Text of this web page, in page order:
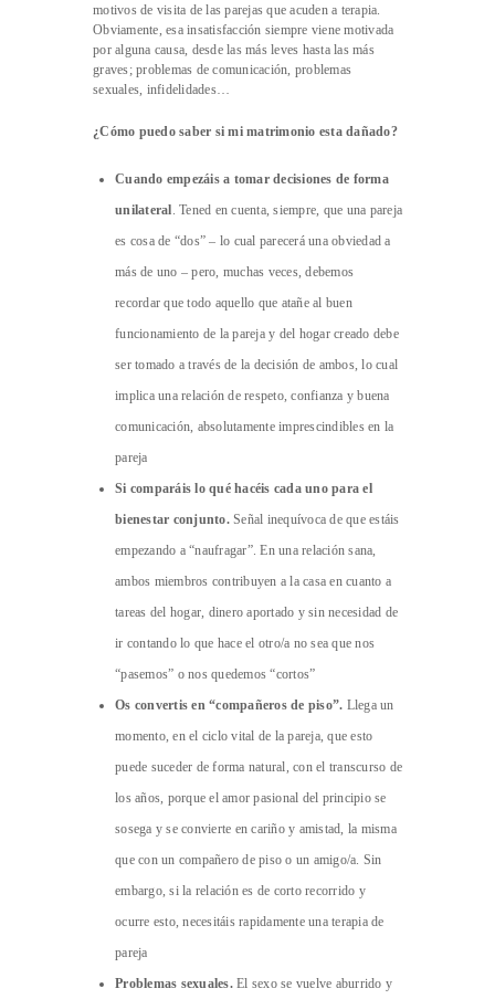
motivos de visita de las parejas que acuden a terapia.
Obviamente, esa insatisfacción siempre viene motivada
por alguna causa, desde las más leves hasta las más
graves; problemas de comunicación, problemas
sexuales, infidelidades…
¿Cómo puedo saber si mi matrimonio esta dañado?
Cuando empezáis a tomar decisiones de forma
unilateral. Tened en cuenta, siempre, que una pareja
es cosa de “dos” – lo cual parecerá una obviedad a
más de uno – pero, muchas veces, debemos
recordar que todo aquello que atañe al buen
funcionamiento de la pareja y del hogar creado debe
ser tomado a través de la decisión de ambos, lo cual
implica una relación de respeto, confianza y buena
comunicación, absolutamente imprescindibles en la
pareja
Si comparáis lo qué hacéis cada uno para el
bienestar conjunto. Señal inequívoca de que estáis
empezando a “naufragar”. En una relación sana,
ambos miembros contribuyen a la casa en cuanto a
tareas del hogar, dinero aportado y sin necesidad de
ir contando lo que hace el otro/a no sea que nos
“pasemos” o nos quedemos “cortos”
Os convertis en “compañeros de piso”. Llega un
momento, en el ciclo vital de la pareja, que esto
puede suceder de forma natural, con el transcurso de
los años, porque el amor pasional del principio se
sosega y se convierte en cariño y amistad, la misma
que con un compañero de piso o un amigo/a. Sin
embargo, si la relación es de corto recorrido y
ocurre esto, necesitáis rapidamente una terapia de
pareja
Problemas sexuales. El sexo se vuelve aburrido y